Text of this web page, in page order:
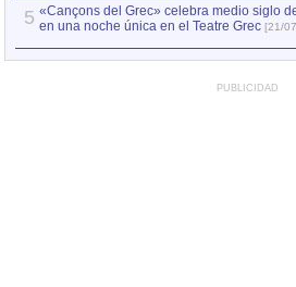
5 «Cançons del Grec» celebra medio siglo
en una noche única en el Teatre Grec [21/
PUBLICIDAD